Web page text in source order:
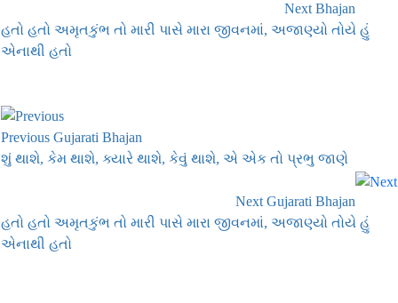
Next Bhajan
હતો હતો અમૃતકુંભ તો મારી પાસે મારા જીવનમાં, અજાણ્યો તોયે હું
એનાથી હતો
Previous Gujarati Bhajan
શું થાશે, કેમ થાશે, ક્યારે થાશે, કેવું થાશે, એ એક તો પ્રભુ જાણે
Next Gujarati Bhajan
હતો હતો અમૃતકુંભ તો મારી પાસે મારા જીવનમાં, અજાણ્યો તોયે હું
એનાથી હતો